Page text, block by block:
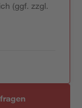
(ggf. zzgl.